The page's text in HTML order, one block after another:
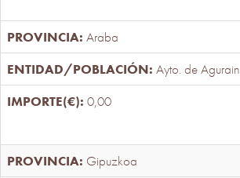
Araba
Ayto. de Agurain
0,00
Gipuzkoa